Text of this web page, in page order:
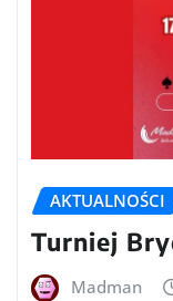
AKTUALNOŚCI
Turniej
Madman